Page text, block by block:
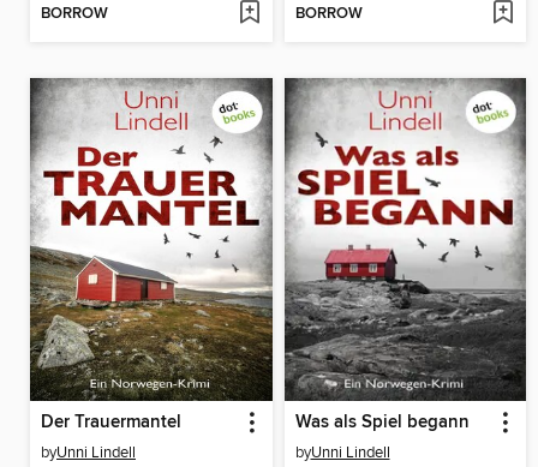
BORROW BORROW
Der Trauermantel
byUnni Lindell
Was als Spiel begann
byUnni Lindell